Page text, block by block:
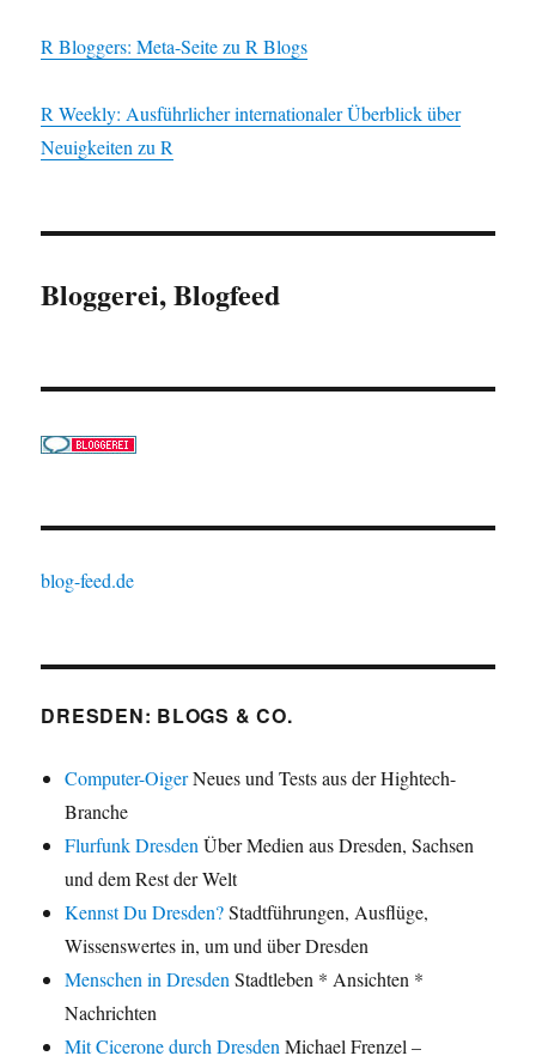
R Bloggers: Meta-Seite zu R Blogs
R Weekly: Ausführlicher internationaler Überblick über
Neuigkeiten zu R
Bloggerei, Blogfeed
blog-feed.de
DRESDEN: BLOGS & CO.
Computer-OigerNeues und Tests aus der Hightech-
Branche
Flurfunk Dresden Über Medien aus Dresden, Sachsen
und dem Rest der Welt
Kennst Du Dresden?Stadtführungen, Ausflüge,
Wissenswertes in, um und über Dresden
Menschen in Dresden Stadtleben * Ansichten *
Nachrichten
Mit Cicerone durch Dresden Michael Frenzel –